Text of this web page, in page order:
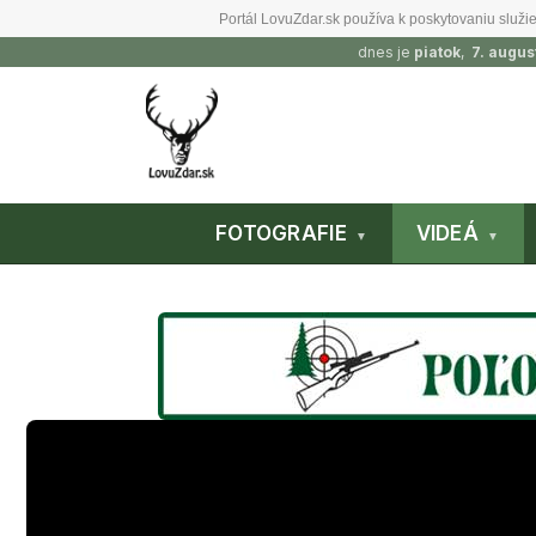
Portál LovuZdar.sk používa k poskytovaniu
dnes je piatok, 7.
FOTOGRAFIE VIDEÁ